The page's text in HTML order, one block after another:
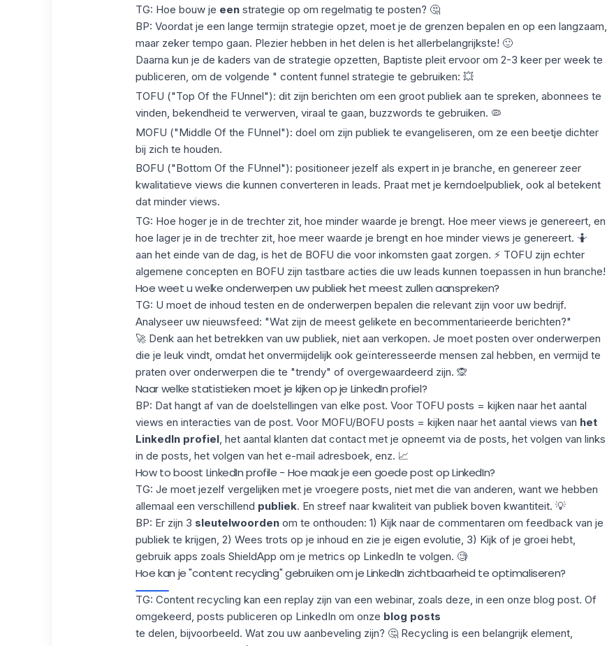
TG: Hoe bouw je een strategie op om regelmatig te posten? 🤔
BP: Voordat je een lange termijn strategie opzet, moet je de grenzen bepalen en op een langzaam,
maar zeker tempo gaan. Plezier hebben in het delen is het allerbelangrijkste! 🙂
Daarna kun je de kaders van de strategie opzetten, Baptiste pleit ervoor om 2-3 keer per week te
publiceren, om de volgende " content funnel strategie te gebruiken: 💥
TOFU ("Top Of the FUnnel"): dit zijn berichten om een groot publiek aan te spreken, abonnees te
vinden, bekendheid te verwerven, viraal te gaan , buzzwords te gebruiken. 🦠
MOFU ("Middle Of the FUnnel"): doel om zijn publiek te evangeliseren, om ze een beetje dichter
bij zich te houden.
BOFU ("Bottom Of the FUnnel"): positioneer jezelf als expert in je branche, en genereer zeer
kwalitatieve views die kunnen converteren in leads. Praat met je kerndoelpubliek, ook al betekent
dat minder views.
TG: Hoe hoger je in de trechter zit, hoe minder waarde je brengt. Hoe meer views je genereert, en
hoe lager je in de trechter zit, hoe meer waarde je brengt en hoe minder views je genereert. 🤷
aan het einde van de dag, is het de BOFU die voor inkomsten gaat zorgen. ⚡ TOFU zijn echter
algemene concepten en BOFU zijn tastbare acties die uw leads kunnen toepassen in hun branche!
Hoe weet u welke onderwerpen uw publiek het meest zullen aanspreken?
TG: U moet de inhoud testen en de onderwerpen bepalen die relevant zijn voor uw bedrijf.
Analyseer uw nieuwsfeed: "Wat zijn de meest gelikete en becommentarieerde berichten?"
🚀 Denk aan het betrekken van uw publiek, niet aan verkopen. Je moet posten over onderwerpen
die je leuk vindt, omdat het onvermijdelijk ook geïnteresseerde mensen zal hebben, en vermijd te
praten over onderwerpen die te "trendy" of overgewaardeerd zijn. 🙊
Naar welke statistieken moet je kijken op je LinkedIn profiel?
BP: Dat hangt af van de doelstellingen van elke post. Voor TOFU posts = kijken naar het aantal
views en interacties van de post. Voor MOFU/BOFU posts = kijken naar het aantal views van het
LinkedIn profiel, het aantal klanten dat contact met je opneemt via de posts, het volgen van links
in de posts, het volgen van het e-mail adresboek, enz. 📈
How to boost LinkedIn profile - Hoe maak je een goede post op LinkedIn?
TG: Je moet jezelf vergelijken met je vroegere posts, niet met die van anderen, want we hebben
allemaal een verschillend publiek. En streef naar kwaliteit van publiek boven kwantiteit. 💡
BP: Er zijn 3 sleutelwoordenom te onthouden: 1) Kijk naar de commentaren om feedback van je
publiek te krijgen, 2) Wees trots op je inhoud en zie je eigen evolutie, 3) Kijk of je groei hebt,
gebruik apps zoals ShieldApp om je metrics op LinkedIn te volgen. 🧐
Hoe kan je "content recycling" gebruiken om je LinkedIn zichtbaarheid te optimaliseren?
TG: Content recycling kan een replay zijn van een webinar, zoals deze, in een onze blog post. Of
omgekeerd, posts publiceren op LinkedIn om onze blog posts
te delen, bijvoorbeeld. Wat zou uw aanbeveling zijn? 🤔 Recycling is een belangrijk element,